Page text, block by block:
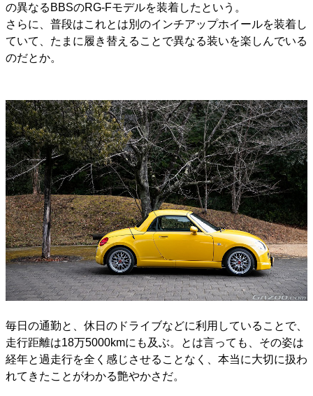
の異なるBBSのRG-Fモデルを装着したという。
さらに、普段はこれとは別のインチアップホイールを装着し
ていて、たまに履き替えることで異なる装いを楽しんでいる
のだとか。
毎日の通勤と、休日のドライブなどに利用していることで、
走行距離は18万5000kmにも及ぶ。とは言っても、その姿は
経年と過走行を全く感じさせることなく、本当に大切に扱わ
れてきたことがわかる艶やかさだ。